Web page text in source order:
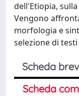
dell'Etiopia,
Vengono
morfologia e
selezione di
Scheda
Scheda